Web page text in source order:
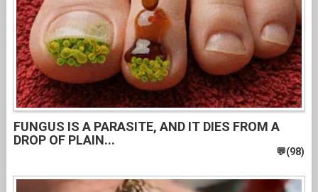
FUNGUS IS A PARASITE, AND IT DIES FROM A
DROP OF PLAIN...